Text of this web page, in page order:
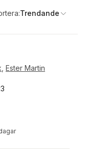
Trendande
Ester Martin